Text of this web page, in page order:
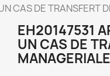
CAS DE
EH20147531
UN CAS DE